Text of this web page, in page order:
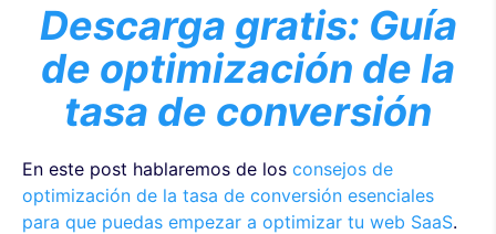
Descarga gratis: Guía
de optimización de la
tasa de conversión
En este post hablaremos de los consejos de
optimización de la tasa de conversión esenciales
para que puedas empezar a optimizar tu web SaaS.